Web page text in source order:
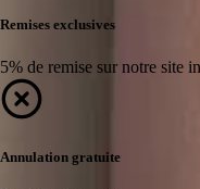
Remises exclusives
5% de remise sur notre site
Annulation gratuite